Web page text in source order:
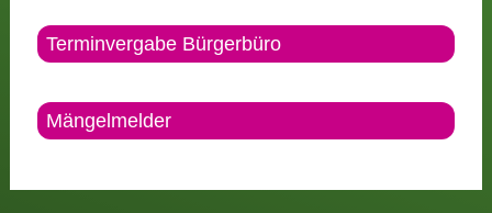
Terminvergabe Bürgerbüro
Mängelmelder